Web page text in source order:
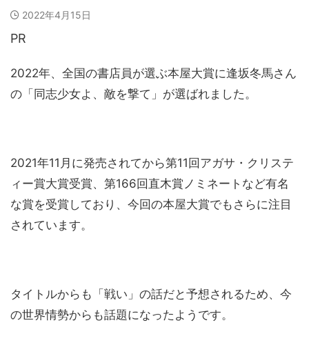
2022年4月15日
PR
2022年、全国の書店員が選ぶ本屋大賞に逢坂冬馬さん
の「同志少女よ、敵を撃て」が選ばれました。
2021年11月に発売されてから第11回アガサ・クリステ
ィー賞大賞受賞、第166回直木賞ノミネートなど有名
な賞を受賞しており、今回の本屋大賞でもさらに注目
されています。
タイトルからも「戦い」の話だと予想されるため、今
の世界情勢からも話題になったようです。